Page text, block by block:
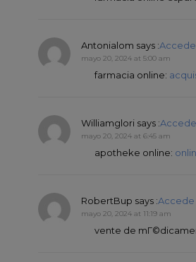
Antonialom says :
mayo 20, 2024 at 5:00 am
farmacia online:
Williamglori says :
mayo 20, 2024 at 6:45 am
apotheke online:
RobertBup says :
mayo 20, 2024 at 11:19 am
vente de